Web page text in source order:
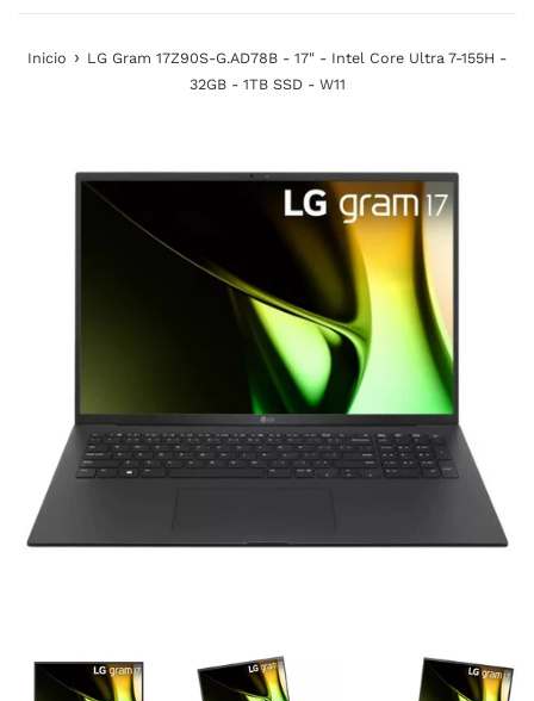
Inicio › LG Gram 17Z90S-G.AD78B - 17" - Intel Core Ultra 7-155H -
32GB - 1TB SSD - W11